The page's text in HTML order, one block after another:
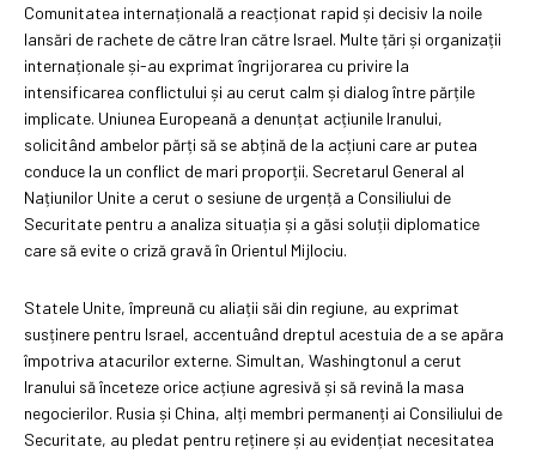
Comunitatea internațională a reacționat rapid și decisiv la noile
lansări de rachete de către Iran către Israel. Multe țări și organizații
internaționale și-au exprimat îngrijorarea cu privire la
intensificarea conflictului și au cerut calm și dialog între părțile
implicate. Uniunea Europeană a denunțat acțiunile Iranului,
solicitând ambelor părți să se abțină de la acțiuni care ar putea
conduce la un conflict de mari proporții. Secretarul General al
Națiunilor Unite a cerut o sesiune de urgență a Consiliului de
Securitate pentru a analiza situația și a găsi soluții diplomatice
care să evite o criză gravă în Orientul Mijlociu.
Statele Unite, împreună cu aliații săi din regiune, au exprimat
susținere pentru Israel, accentuând dreptul acestuia de a se apăra
împotriva atacurilor externe. Simultan, Washingtonul a cerut
Iranului să înceteze orice acțiune agresivă și să revină la masa
negocierilor. Rusia și China, alți membri permanenți ai Consiliului de
Securitate, au pledat pentru reținere și au evidențiat necesitatea